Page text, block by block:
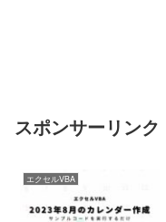
スポンサーリンク
エクセルVBA